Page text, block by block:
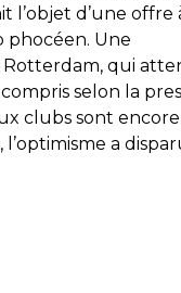
l’objet d’une offre
phocéen. Une
qui
selon la
clubs sont encore
a